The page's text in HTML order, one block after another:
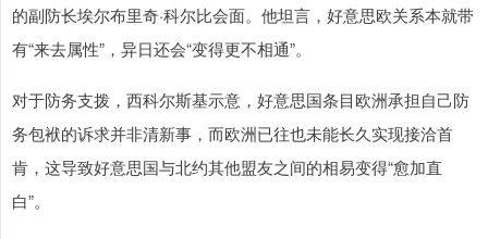
的副防长埃尔布里奇·科尔比会面。他坦言，好意思欧关系本就带
有“来去属性”，异日还会“变得更不相通”。
对于防务支拨，西科尔斯基示意，好意思国条目欧洲承担自己防
务包袱的诉求并非清新事，而欧洲已往也未能长久实现接洽首
肯，这导致好意思国与北约其他盟友之间的相易变得“愈加直
白”。